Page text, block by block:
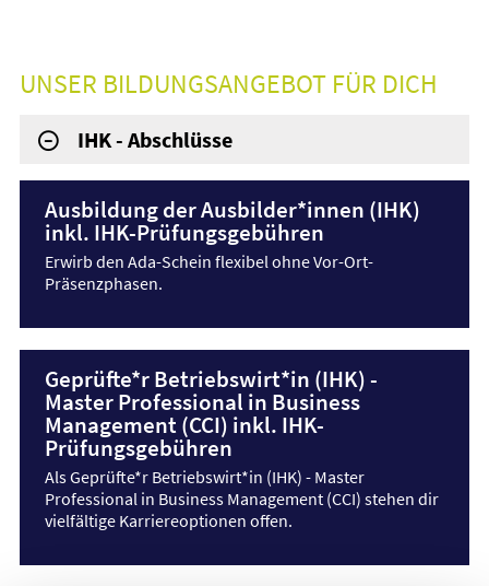
UNSER BILDUNGSANGEBOT FÜR DICH
IHK - Abschlüsse
Ausbildung der Ausbilder*innen (IHK)
inkl. IHK-Prüfungsgebühren
Erwirb den Ada-Schein flexibel ohne Vor-Ort-
Präsenzphasen.
Geprüfte*r Betriebswirt*in (IHK) -
Master Professional in Business
Management (CCI) inkl. IHK-
Prüfungsgebühren
Als Geprüfte*r Betriebswirt*in (IHK) - Master
Professional in Business Management (CCI) stehen dir
vielfältige Karriereoptionen offen.